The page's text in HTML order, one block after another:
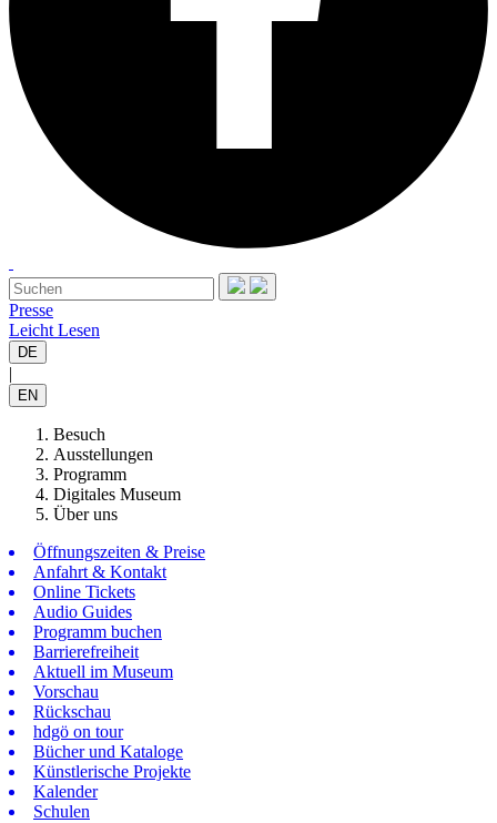
Presse
Leicht Lesen
DE
|
EN
Besuch
Ausstellungen
Programm
Digitales Museum
Über uns
Öffnungszeiten & Preise
Anfahrt & Kontakt
Online Tickets
Audio Guides
Programm buchen
Barrierefreiheit
Aktuell im Museum
Vorschau
Rückschau
hdgö on tour
Bücher und Kataloge
Künstlerische Projekte
Kalender
Schulen